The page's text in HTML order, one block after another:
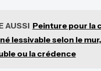
AUSSI Peinture pour la
lessivable selon le
ou la crédence